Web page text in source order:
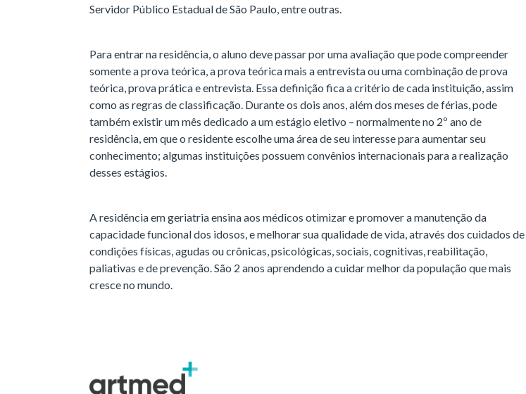
Servidor Público Estadual de São Paulo, entre outras.
Para entrar na residência, o aluno deve passar por uma avaliação que pode compreender
somente a prova teórica, a prova teórica mais a entrevista ou uma combinação de prova
teórica, prova prática e entrevista. Essa definição fica a critério de cada instituição, assim
como as regras de classificação. Durante os dois anos, além dos meses de férias, pode
também existir um mês dedicado a um estágio eletivo – normalmente no 2º ano de
residência, em que o residente escolhe uma área de seu interesse para aumentar seu
conhecimento; algumas instituições possuem convênios internacionais para a realização
desses estágios.
A residência em geriatria ensina aos médicos otimizar e promover a manutenção da
capacidade funcional dos idosos, e melhorar sua qualidade de vida, através dos cuidados de
condições físicas, agudas ou crônicas, psicológicas, sociais, cognitivas, reabilitação,
paliativas e de prevenção. São 2 anos aprendendo a cuidar melhor da população que mais
cresce no mundo.